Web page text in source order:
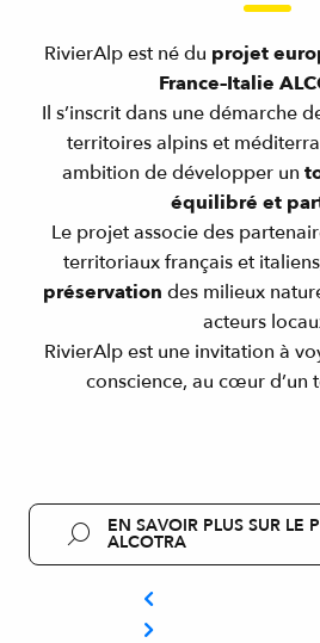
RivierAlp est né du projet
France–Italie
Il s’inscrit dans une démarche
territoires alpins et
ambition de développer un
équilibré et
Le projet associe des
territoriaux français et
préservation des milieux
acteurs
RivierAlp est une invitation à
conscience, au cœur d’un
EN SAVOIR PLUS SUR LE
ALCOTRA